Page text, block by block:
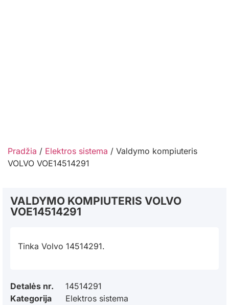
Pradžia / Elektros sistema / Valdymo kompiuteris
VOLVO VOE14514291
VALDYMO KOMPIUTERIS VOLVO
VOE14514291
Tinka Volvo 14514291.
Detalės nr.
14514291
Kategorija
Elektros sistema